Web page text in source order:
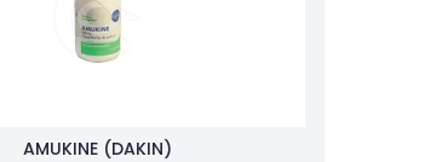
AMUKINE (DAKIN)